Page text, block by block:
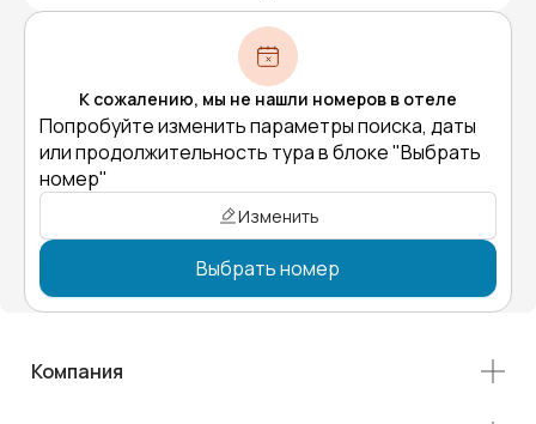
К сожалению, мы не нашли номеров в отеле
Попробуйте изменить параметры поиска, даты
или продолжительность тура в блоке "Выбрать
номер"
Изменить
Выбрать номер
Компания